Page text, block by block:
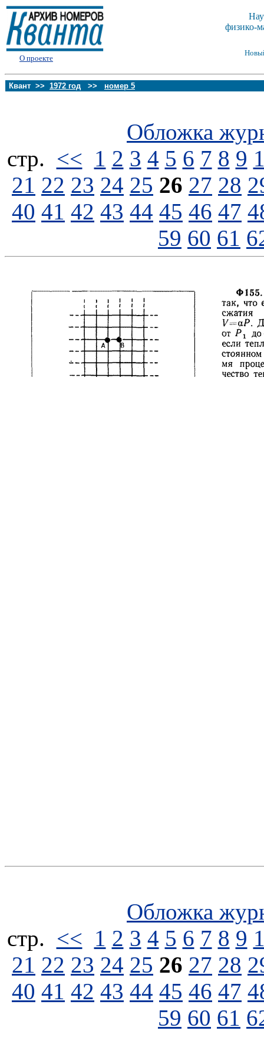
О проекте
физико-
Квант >> 1972 год >> номер 5
Обложка
стp. << 1 2 3 4 5 6 7 8 9
21 22 23 24 25 26 27 28
40 41 42 43 44 45 46 47
59 60 61
Обложка
стp. << 1 2 3 4 5 6 7 8 9
21 22 23 24 25 26 27 28
40 41 42 43 44 45 46 47
59 60 61